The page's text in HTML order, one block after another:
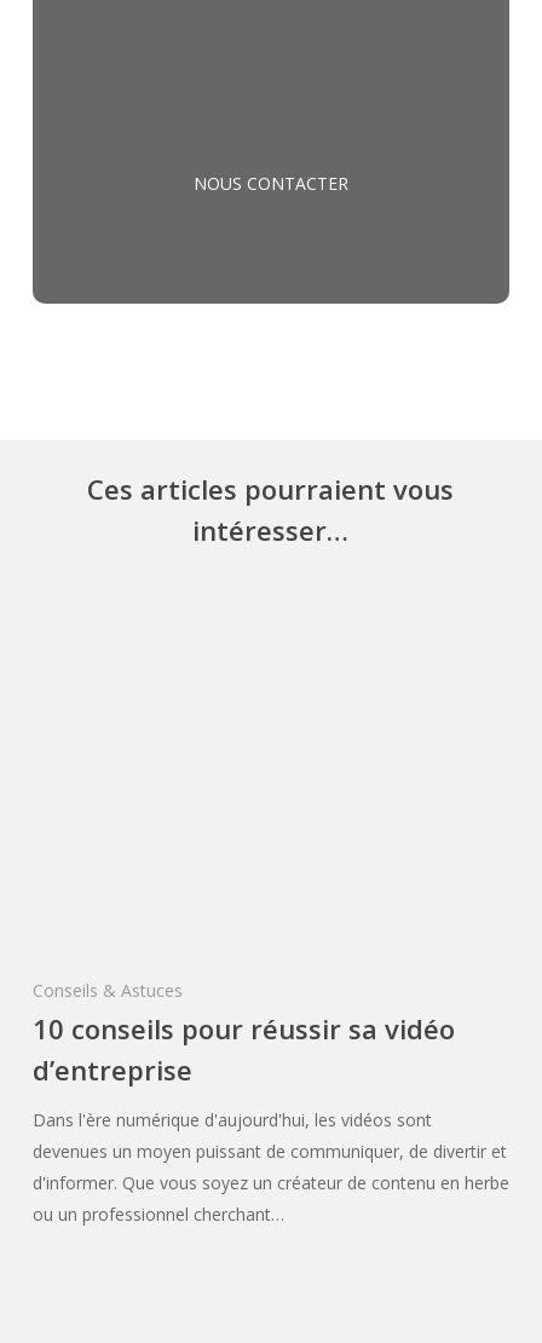
NOUS CONTACTER
Ces articles pourraient vous
intéresser…
Conseils & Astuces
10 conseils pour réussir sa vidéo
d’entreprise
Dans l'ère numérique d'aujourd'hui, les vidéos sont
devenues un moyen puissant de communiquer, de divertir et
d'informer. Que vous soyez un créateur de contenu en herbe
ou un professionnel cherchant…